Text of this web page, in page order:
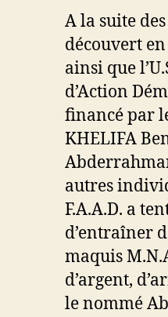
A la suite
découvert
ainsi que
d’Action
financé par
KHELIFA
autres
F.A.A.D. a
d’entraîner
maquis
d’argent,
le nommé